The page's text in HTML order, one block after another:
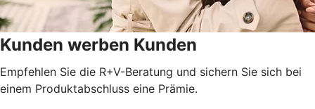
Kunden werben Kunden
Empfehlen Sie die R+V-Beratung und sichern Sie sich bei
einem Produktabschluss eine Prämie.